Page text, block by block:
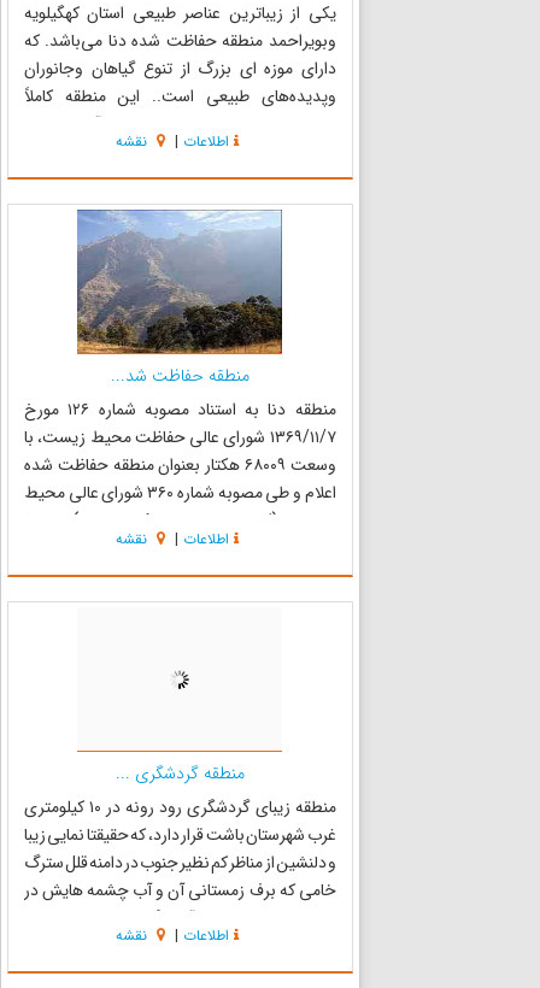
یکی از زیبا‌ترین عناصر طبیعی استان کهگیلویه
وبویراحمد منطقه حفاظت شده دنا می‌باشد. که
دارای موزه ای بزرگ از تنوع گیاهان وجانوران
وپدیده‌های طبیعی است.. این منطقه کاملاً
کوهستانی است .دارای ذخایر آب فراوان
وسرچشمه بسیاری از رودخانه‌های جنوب ایران
است. علاوه برآن منطقه از نظر تنوع گونه‌ها...
اطلاعات | نقشه
منطقه حفاظت شد...
منطقه دنا به استناد مصوبه شماره ۱۲۶ مورخ
۱۳۶۹/۱۱/۷ شورای عالی حفاظت محیط زیست، با
وسعت ۶۸۰۰۹ هکتار بعنوان منطقه حفاظت شده
اعلام و طی مصوبه شماره ۳۶۰ شورای عالی محیط
زیست (کمیسیون زیر بنائی دولت) مورخ
هکتار بعنوان پارک ملی دنا معین گردید. ویژگی...
اطلاعات | نقشه
منطقه گردشگری ...
منطقه زیبای گردشگری رود رونه در ۱۰ کیلومتری
غرب شهرستان باشت قرار دارد، که حقیقتا نمایی زیبا
و دلنشین از مناظر کم نظیر جنوب در دامنه قلل سترگ
خامی که برف زمستانی آن و آب چشمه هایش در
فصول سال به صورت آبشارگون و با طی مسیری
بسیار دل انگیز و با طراوت رودی کم نظیر رابه نام رود
رونه، جاری ...
اطلاعات | نقشه